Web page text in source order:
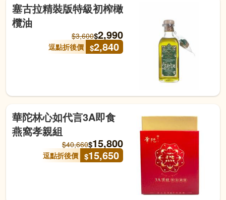
塞古拉精裝版特級初榨橄
欖油
$3,600$2,990
逗點折後價 $2,840
華陀林心如代言3A即食
燕窩孝親組
$40,660$15,800
逗點折後價 $15,650